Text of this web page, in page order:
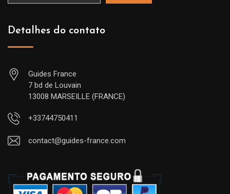
Detalhes do contato
Guides France
7 bd de Louvain
13008 MARSEILLE (FRANCE)
+33744750411
contact@guides-france.com